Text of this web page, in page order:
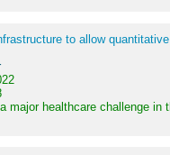
to allow
major healthcare challenge